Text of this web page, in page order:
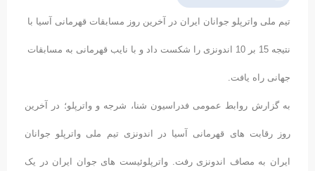
تیم ملی واترپلو جوانان ایران در آخرین روز مسابقات قهرمانی آسیا با
نتیجه 15 بر 10 اندونزی را شکست داد و با نایب قهرمانی به مسابقات
جهانی راه یافت.
به گزارش روابط عمومی فدراسیون شنا، شرجه و واترپلو؛ در آخرین
روز رقابت های قهرمانی آسیا در اندونزی تیم ملی واترپلو جوانان
ایران به مصاف اندونزی رفت. واترپلوئیست های جوان ایران در یک